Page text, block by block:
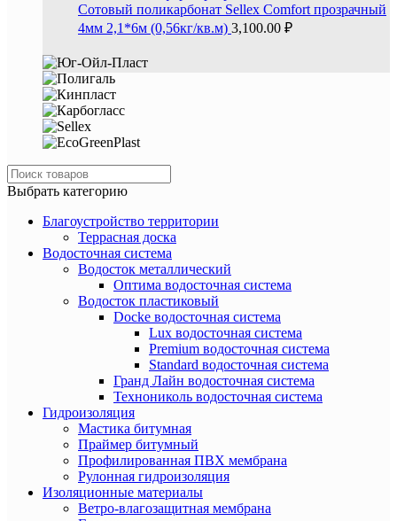
Сотовый поликарбонат Sellex Comfort прозрачный
4мм 2,1*6м (0,56кг/кв.м) 3,100.00 ₽
Выбрать категорию
Благоустройство территории
Террасная доска
Водосточная система
Водосток металлический
Оптима водосточная система
Водосток пластиковый
Docke водосточная система
Lux водосточная система
Premium водосточная система
Standard водосточная система
Гранд Лайн водосточная система
Технониколь водосточная система
Гидроизоляция
Мастика битумная
Праймер битумный
Профилированная ПВХ мембрана
Рулонная гидроизоляция
Изоляционные материалы
Ветро-влагозащитная мембрана